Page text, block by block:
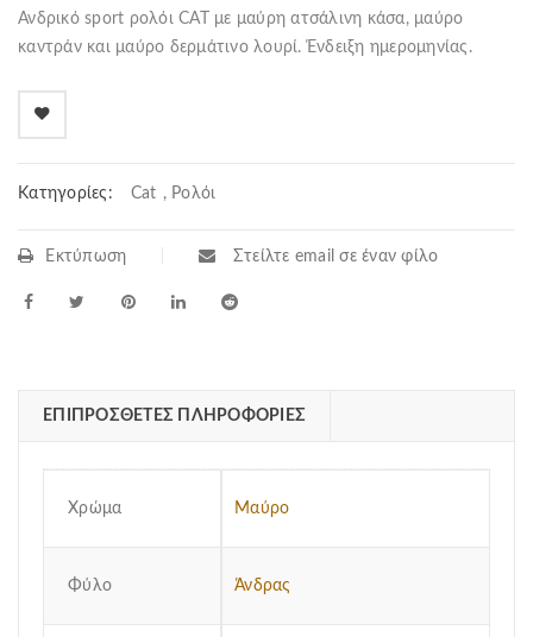
Ανδρικό sport ρολόι CAT με μαύρη ατσάλινη κάσα, μαύρο
καντράν και μαύρο δερμάτινο λουρί. Ένδειξη ημερομηνίας.
Κατηγορίες: Cat , Ρολόι
Εκτύπωση Στείλτε email σε έναν φίλο
ΕΠΙΠΡΌΣΘΕΤΕΣ ΠΛΗΡΟΦΟΡΊΕΣ
Χρώμα Μαύρο
Φύλο Άνδρας